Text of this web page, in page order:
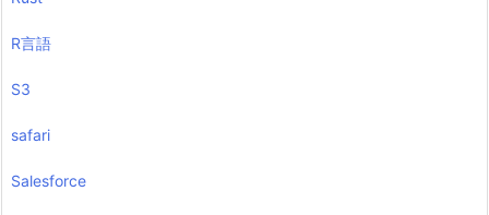
R言語
S3
safari
Salesforce